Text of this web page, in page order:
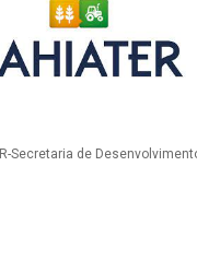
Secretaria de